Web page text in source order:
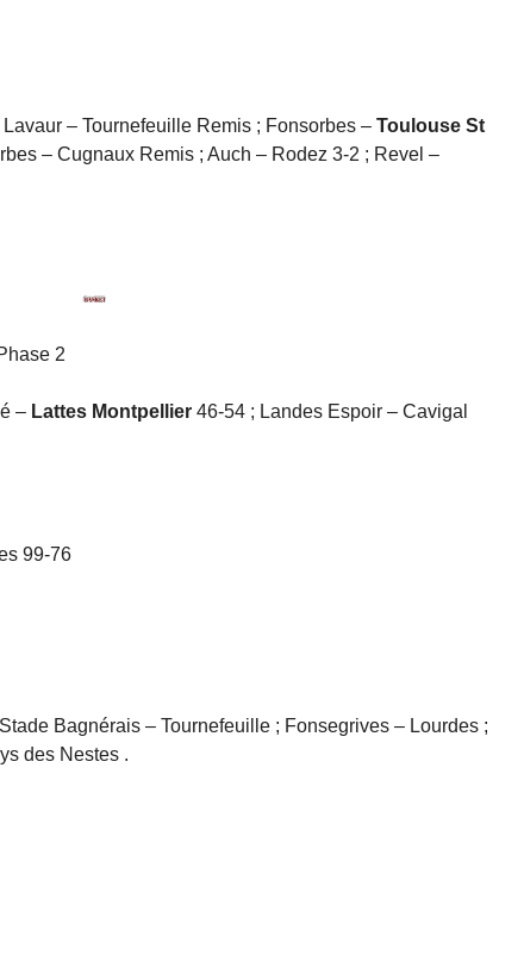
– Tournefeuille Remis ; Fonsorbes – Toulouse St
– Cugnaux Remis ; Auch – Rodez 3-2 ; Revel –
2
– Lattes Montpellier 46-54 ; Landes Espoir – Cavigal
99-76
Bagnérais – Tournefeuille ; Fonsegrives – Lourdes ;
des Nestes .